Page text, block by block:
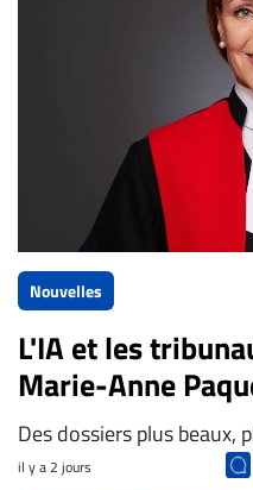
Nouvelles
L'IA et les
Marie-Anne
Des dossiers plus beaux,
il y a 2 jours